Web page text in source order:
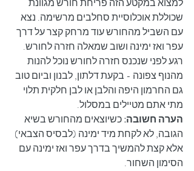
שכוללת אוכלוסיית סחלבים מרשימה. נצא
עם השביל מהחורש עוד מרחק קצר על דרך
עפר ואז ימינה ושוב שמאלה חזרה לחורש.
רגע לפני שנכנס חזרה לחורש נוכל להנות
מהנוף צפונה - בקעת דלתון, לבנון וביום טוב
גם החרמון היפה והלבן או לבן חלקית תלוי
מתי אתם מטיילים במסלול.
הערה חשובה: כשיוצאים מהחורש בשיא
הגובה, לא לקחת מיד ימינה (לבסיס הצבאי)
אלא קצת להמשיך בדרך עפר ואז ימינה עם
הסימון השחור.